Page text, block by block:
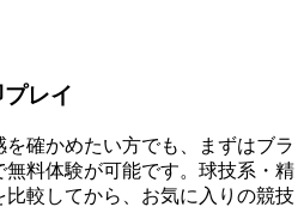
レイ
確かめたい方でも、まずはブラ
料体験が可能です。球技系・精
較してから、お気に入りの競技